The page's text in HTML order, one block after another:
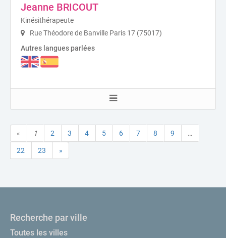
Jeanne BRICOUT
Kinésithérapeute
Rue Théodore de Banville Paris 17 (75017)
Autres langues parlées
« 1 2 3 4 5 6 7 8 9 …
22 23 »
Recherche par ville
Toutes les villes